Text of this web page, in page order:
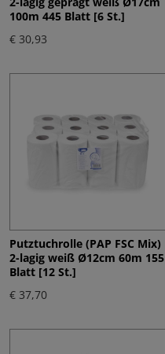
100m 445 Blatt [6 St.]
€ 30,93
Putztuchrolle (PAP FSC Mix)
2-lagig weiß Ø12cm 60m 155
Blatt [12 St.]
€ 37,70